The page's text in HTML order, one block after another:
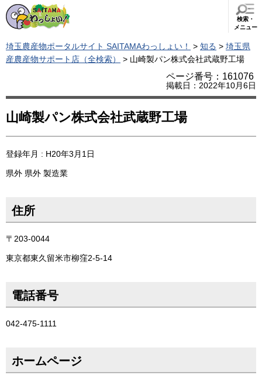
検索・
メニュー
埼玉農産物ポータルサイト SAITAMAわっしょい！ > 知る > 埼玉県
産農産物サポート店（全検索）
> 山崎製パン株式会社武蔵野工場
ページ番号：161076
掲載日：2022年10月6日
山崎製パン株式会社武蔵野工場
登録年月 : H20年3月1日
県外 県外 製造業
住所
〒203-0044
東京都東久留米市柳窪2-5-14
電話番号
042-475-1111
ホームページ